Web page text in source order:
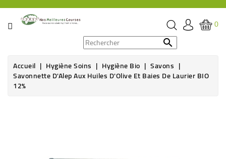
CATÉGORIE
ÉPICERIE
0

Accueil Hygiène Soins Hygiène Bio Savons
Savonnette D'Alep Aux Huiles D'Olive Et Baies De Laurier BIO
12%